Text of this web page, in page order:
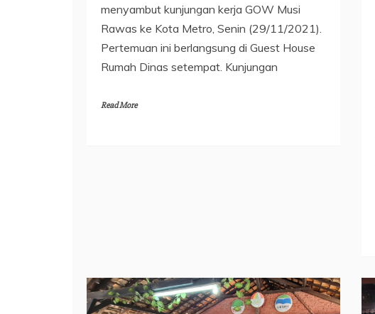
menyambut kunjungan kerja GOW Musi
Rawas ke Kota Metro, Senin (29/11/2021).
Pertemuan ini berlangsung di Guest House
Rumah Dinas setempat. Kunjungan
Read More